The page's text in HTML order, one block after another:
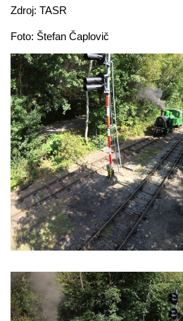
Zdroj: TASR
Foto: Štefan Čaplovič